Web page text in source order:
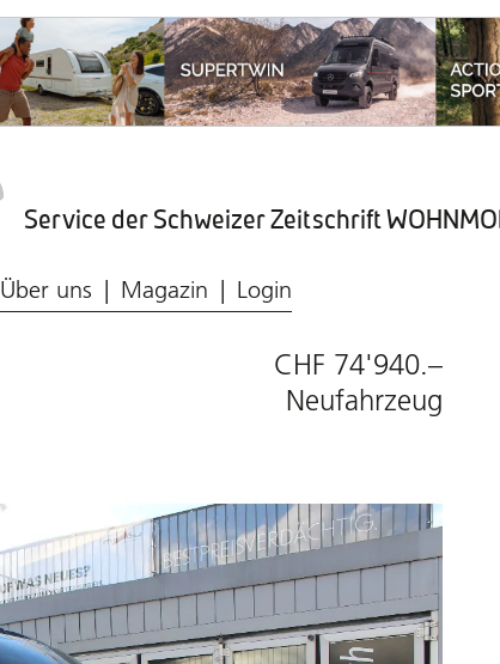
Service der Schweizer Zeitschrift
Über uns Magazin Login
CHF 74'940.–
Neufahrzeug